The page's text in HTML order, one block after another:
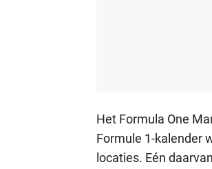
Het Formula One
Formule 1-kalender
locaties. Eén